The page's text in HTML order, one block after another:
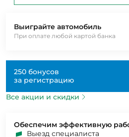
Выиграйте автомобиль
При оплате любой картой банка
250 бонусов
за регистрацию
Все акции и скидки
Обеспечим эффективную
Выезд специалиста